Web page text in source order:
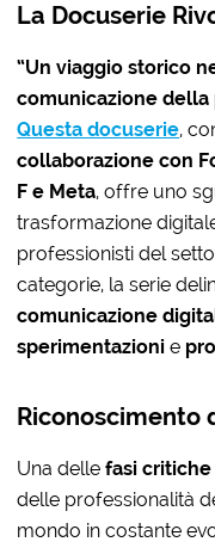
La Docuserie
“Un viaggio storico
comunicazione della
Questa docuserie,
collaborazione con
F e Meta, offre uno
trasformazione
professionisti del
categorie, la serie
comunicazione
sperimentazioni e
Riconoscimento
Una dellefasi
delle professionalità
mondo in costante